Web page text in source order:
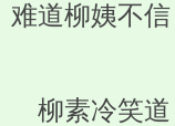
难道柳姨不信
柳素冷笑道